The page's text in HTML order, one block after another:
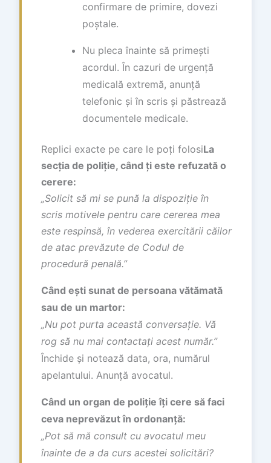
confirmare de primire, dovezi
poștale.
Nu pleca înainte să primești
acordul. În cazuri de urgență
medicală extremă, anunță
telefonic și în scris și păstrează
documentele medicale.
Replici exacte pe care le poți folosiLa
secția de poliție, când ți este refuzată o
cerere:
„Solicit să mi se pună la dispoziție în
scris motivele pentru care cererea mea
este respinsă, în vederea exercitării căilor
de atac prevăzute de Codul de
procedură penală.”
Când ești sunat de persoana vătămată
sau de un martor:
„Nu pot purta această conversație. Vă
rog să nu mai contactați acest număr.”
Închide și notează data, ora, numărul
apelantului. Anunță avocatul.
Când un organ de poliție îți cere să faci
ceva neprevăzut în ordonanță:
„Pot să mă consult cu avocatul meu
înainte de a da curs acestei solicitări?